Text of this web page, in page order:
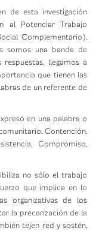
de esta investigación
al Potenciar Trabajo
Complementario),
somos una banda de
llegamos a
que tienen las
de un referente de
en una palabra o
Contención,
Compromiso,
no sólo el trabajo
que implica en lo
organizativas de los
la precarización de la
tejen red y sostén,